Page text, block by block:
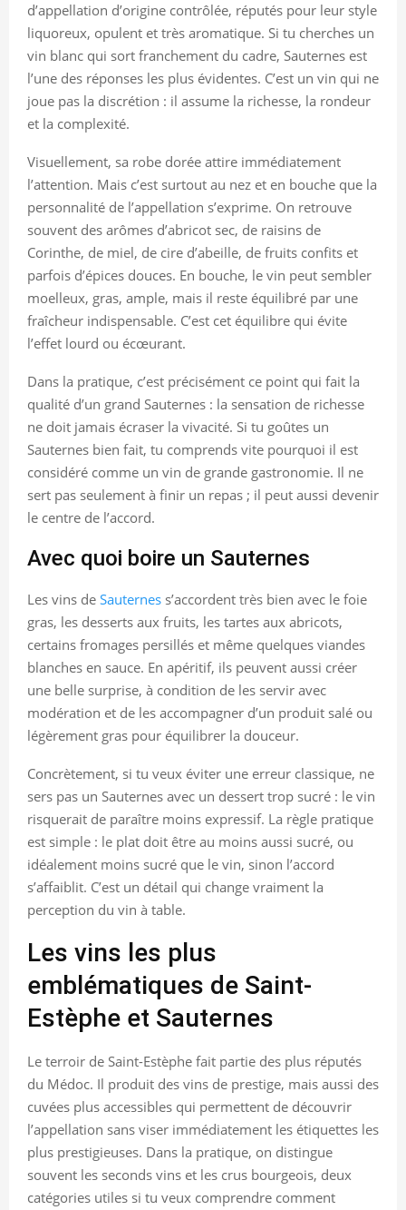
d’appellation d’origine contrôlée, réputés pour leur style
liquoreux, opulent et très aromatique. Si tu cherches un
vin blanc qui sort franchement du cadre, Sauternes est
l’une des réponses les plus évidentes. C’est un vin qui ne
joue pas la discrétion : il assume la richesse, la rondeur
et la complexité.
Visuellement, sa robe dorée attire immédiatement
l’attention. Mais c’est surtout au nez et en bouche que la
personnalité de l’appellation s’exprime. On retrouve
souvent des arômes d’abricot sec, de raisins de
Corinthe, de miel, de cire d’abeille, de fruits confits et
parfois d’épices douces. En bouche, le vin peut sembler
moelleux, gras, ample, mais il reste équilibré par une
fraîcheur indispensable. C’est cet équilibre qui évite
l’effet lourd ou écœurant.
Dans la pratique, c’est précisément ce point qui fait la
qualité d’un grand Sauternes : la sensation de richesse
ne doit jamais écraser la vivacité. Si tu goûtes un
Sauternes bien fait, tu comprends vite pourquoi il est
considéré comme un vin de grande gastronomie. Il ne
sert pas seulement à finir un repas ; il peut aussi devenir
le centre de l’accord.
Avec quoi boire un Sauternes
Les vins de Sauternes s’accordent très bien avec le foie
gras, les desserts aux fruits, les tartes aux abricots,
certains fromages persillés et même quelques viandes
blanches en sauce. En apéritif, ils peuvent aussi créer
une belle surprise, à condition de les servir avec
modération et de les accompagner d’un produit salé ou
légèrement gras pour équilibrer la douceur.
Concrètement, si tu veux éviter une erreur classique, ne
sers pas un Sauternes avec un dessert trop sucré : le vin
risquerait de paraître moins expressif. La règle pratique
est simple : le plat doit être au moins aussi sucré, ou
idéalement moins sucré que le vin, sinon l’accord
s’affaiblit. C’est un détail qui change vraiment la
perception du vin à table.
Les vins les plus
emblématiques de Saint-
Estèphe et Sauternes
Le terroir de Saint-Estèphe fait partie des plus réputés
du Médoc. Il produit des vins de prestige, mais aussi des
cuvées plus accessibles qui permettent de découvrir
l’appellation sans viser immédiatement les étiquettes les
plus prestigieuses. Dans la pratique, on distingue
souvent les seconds vins et les crus bourgeois, deux
catégories utiles si tu veux comprendre comment